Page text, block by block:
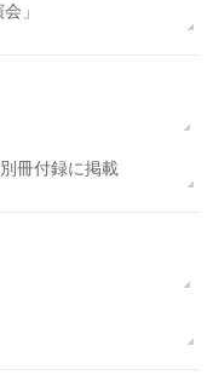
」
冊付録に掲載